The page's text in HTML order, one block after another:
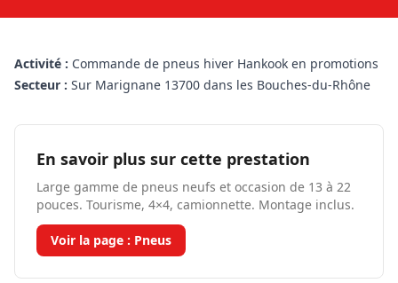
Activité : Commande de pneus hiver Hankook en promotions
Secteur : Sur Marignane 13700 dans les Bouches-du-Rhône
En savoir plus sur cette prestation
Large gamme de pneus neufs et occasion de 13 à 22
pouces. Tourisme, 4×4, camionnette. Montage inclus.
Voir la page : Pneus